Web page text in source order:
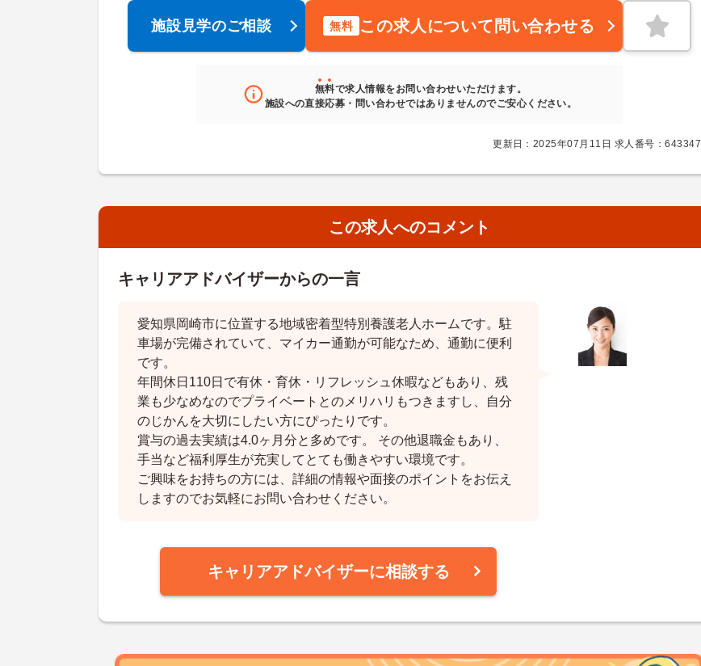
施設見学のご相談 無料 この求人について問い合わせる
無料で求人情報をお問い合わせいただけます。
施設への直接応募・問い合わせではありませんのでご安心ください。
更新日：2025年07月11日 求人番号：643347
この求人へのコメント
キャリアアドバイザーからの一言
愛知県岡崎市に位置する地域密着型特別養護老人ホームです。駐
車場が完備されていて、マイカー通勤が可能なため、通勤に便利
です。
年間休日110日で有休・育休・リフレッシュ休暇などもあり、残
業も少なめなのでプライベートとのメリハリもつきますし、自分
のじかんを大切にしたい方にぴったりです。
賞与の過去実績は4.0ヶ月分と多めです。 その他退職金もあり、
手当など福利厚生が充実してとても働きやすい環境です。
ご興味をお持ちの方には、詳細の情報や面接のポイントをお伝え
しますのでお気軽にお問い合わせください。
キャリアアドバイザーに相談する